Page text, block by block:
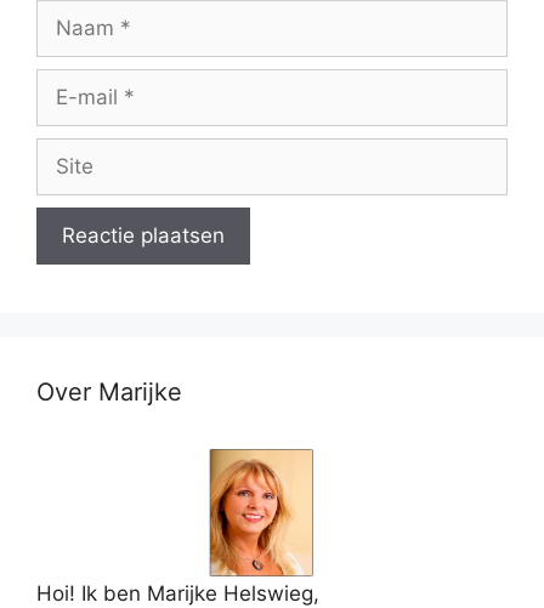
Naam
Site
Over Marijke
Hoi! Ik ben Marijke Helswieg,